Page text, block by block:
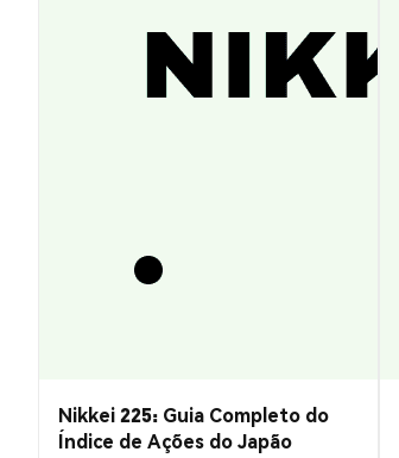
Nikkei 225: Guia Completo do
Índice de Ações do Japão